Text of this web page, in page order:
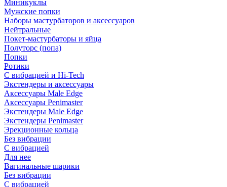
Миникуклы
Мужские попки
Наборы мастурбаторов и аксессуаров
Нейтральные
Покет-мастурбаторы и яйца
Полуторс (попа)
Попки
Ротики
С вибрацией и Hi-Tech
Экстендеры и аксессуары
Аксессуары Male Edge
Аксессуары Penimaster
Экстендеры Male Edge
Экстендеры Penimaster
Эрекционные кольца
Без вибрации
С вибрацией
Для нее
Вагинальные шарики
Без вибрации
С вибрацией